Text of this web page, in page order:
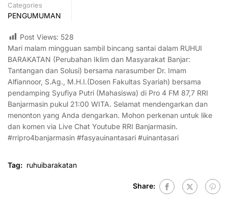
Categories
PENGUMUMAN
Post Views: 528
Mari malam mingguan sambil bincang santai dalam RUHUI
BARAKATAN (Perubahan Iklim dan Masyarakat Banjar:
Tantangan dan Solusi) bersama narasumber Dr. Imam
Alfiannoor, S.Ag., M.H.I.(Dosen Fakultas Syariah) bersama
pendamping Syufiya Putri (Mahasiswa) di Pro 4 FM 87,7 RRI
Banjarmasin pukul 21:00 WITA. Selamat mendengarkan dan
menonton yang Anda dengarkan. Mohon perkenan untuk like
dan komen via Live Chat Youtube RRI Banjarmasin.
#rripro4banjarmasin #fasyauinantasari #uinantasari
Tag: ruhuibarakatan
Share: